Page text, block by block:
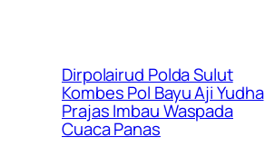
Dirpolairud Polda Sulut
Kombes Pol Bayu Aji Yudha
Prajas Imbau Waspada
Cuaca Panas